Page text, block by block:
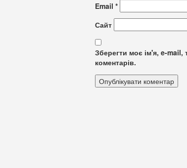
Email *
Сайт
Зберегти моє ім'я, e-
коментарів.